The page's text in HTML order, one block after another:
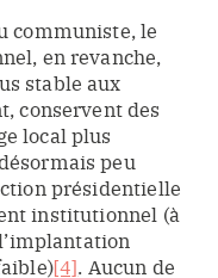
communiste, le
en revanche,
stable aux
conservent des
local plus
peu
présidentielle
institutionnel (à
[4]. Aucun de